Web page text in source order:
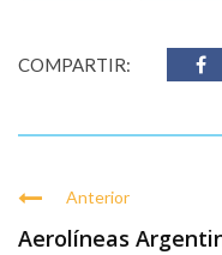
COMPARTIR:
Anterior
Aerolíneas